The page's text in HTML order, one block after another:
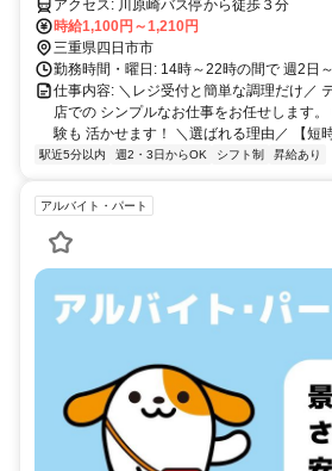
アクセス: 川原崎バス停から徒歩３分
時給1,100円～1,210円
三重県四日市市
勤務時間・曜日: 14時～22時の間で 週2日
仕事内容: ＼レジ受付と簡単な調理だけ／
店での シンプルなお仕事をお任せします
験も 活かせます！ ＼選ばれる理由／ 【短
駅近5分以内 週2・3日からOK シフト制 昇給あり
アルバイト・パート